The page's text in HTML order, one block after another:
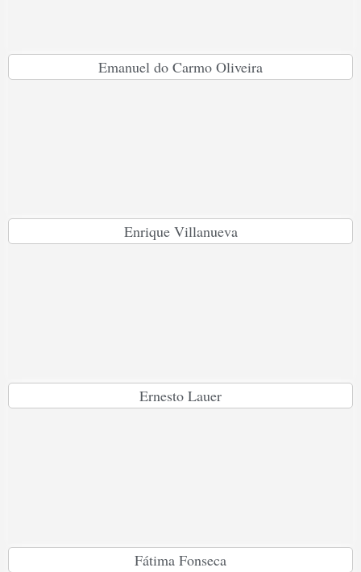
Emanuel do Carmo Oliveira
Enrique Villanueva
Ernesto Lauer
Fátima Fonseca